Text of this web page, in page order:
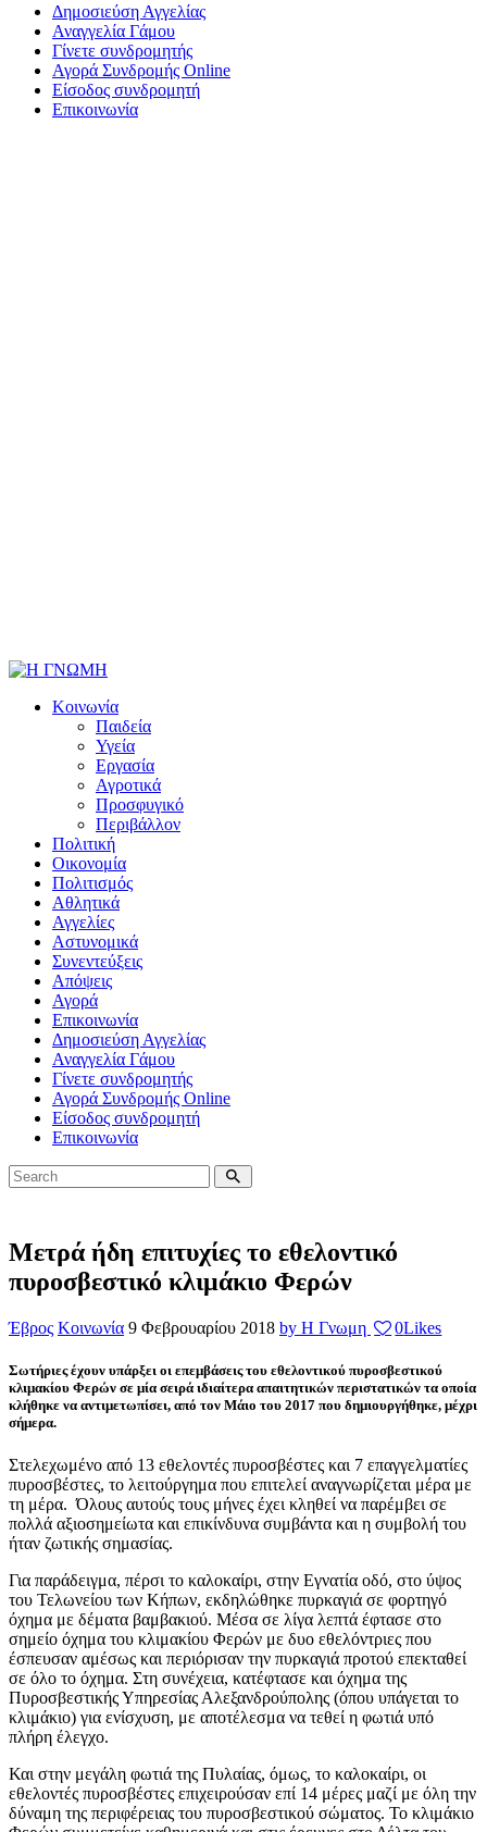
Δημοσιεύση Αγγελίας
Αναγγελία Γάμου
Γίνετε συνδρομητής
Αγορά Συνδρομής Online
Είσοδος συνδρομητή
Επικοινωνία
Κοινωνία
Παιδεία
Υγεία
Εργασία
Αγροτικά
Προσφυγικό
Περιβάλλον
Πολιτική
Οικονομία
Πολιτισμός
Αθλητικά
Αγγελίες
Αστυνομικά
Συνεντεύξεις
Απόψεις
Αγορά
Επικοινωνία
Δημοσιεύση Αγγελίας
Αναγγελία Γάμου
Γίνετε συνδρομητής
Αγορά Συνδρομής Online
Είσοδος συνδρομητή
Επικοινωνία
Μετρά ήδη επιτυχίες το εθελοντικό
πυροσβεστικό κλιμάκιο Φερών
Έβρος Κοινωνία 9 Φεβρουαρίου 2018 by Η Γνωμη 0Likes
Σωτήριες έχουν υπάρξει οι επεμβάσεις του εθελοντικού πυροσβεστικού
κλιμακίου Φερών σε μία σειρά ιδιαίτερα απαιτητικών περιστατικών τα οποία
κλήθηκε να αντιμετωπίσει, από τον Μάιο του 2017 που δημιουργήθηκε, μέχρι
σήμερα.
Στελεχωμένο από 13 εθελοντές πυροσβέστες και 7 επαγγελματίες
πυροσβέστες, το λειτούργημα που επιτελεί αναγνωρίζεται μέρα με
τη μέρα. Όλους αυτούς τους μήνες έχει κληθεί να παρέμβει σε
πολλά αξιοσημείωτα και επικίνδυνα συμβάντα και η συμβολή του
ήταν ζωτικής σημασίας.
Για παράδειγμα, πέρσι το καλοκαίρι, στην Εγνατία οδό, στο ύψος
του Τελωνείου των Κήπων, εκδηλώθηκε πυρκαγιά σε φορτηγό
όχημα με δέματα βαμβακιού. Μέσα σε λίγα λεπτά έφτασε στο
σημείο όχημα του κλιμακίου Φερών με δυο εθελόντριες που
έσπευσαν αμέσως και περιόρισαν την πυρκαγιά προτού επεκταθεί
σε όλο το όχημα. Στη συνέχεια, κατέφτασε και όχημα της
Πυροσβεστικής Υπηρεσίας Αλεξανδρούπολης (όπου υπάγεται το
κλιμάκιο) για ενίσχυση, με αποτέλεσμα να τεθεί η φωτιά υπό
πλήρη έλεγχο.
Και στην μεγάλη φωτιά της Πυλαίας, όμως, το καλοκαίρι, οι
εθελοντές πυροσβέστες επιχειρούσαν επί 14 μέρες μαζί με όλη την
δύναμη της περιφέρειας του πυροσβεστικού σώματος. Το κλιμάκιο